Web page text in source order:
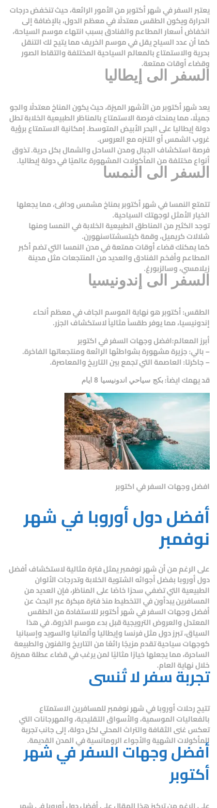
يعتبر السفر في شهر أكتوبر من الأمور الرائعة، حيث تنخفض درجات
الحرارة ويكون الطقس معتدلًا في معظم الدول، بالإضافة إلى
انخفاض أسعار المطاعم والفنادق بسبب انتهاء موسم السياحة،
كما أن عدد السياح يقل في موسم الخريف مما يتيح لك التنقل
بحرية والاستمتاع بالمعالم السياحية المختلفة والتقاط الصور
وقضاء أوقات ممتعة.
السفر الى إيطاليا
يعد شهر أكتوبر من الأشهر الميزة، حيث يكون المناخ معتدلًا والجو
جميلًا، مما يمنحك فرصة الاستمتاع بالمناظر الطبيعية الخلابة تطل
دولة إيطاليا على البحر الأبيض المتوسط. إمكانية الاستمتاع برؤية
غروب الشمس أو التنزه مع العروس.
فرصة استكشاف الجبال ومدن الساحل والشمال بكل حرية. تذوق
أنواع مختلفة من المأكولات المشهورة عالميًا في دولة إيطاليا.
السفر الى النمسا
تتمتع النمسا في شهر أكتوبر بمناخ مشمس ودافئ، مما يجعلها
الخيار الأمثل لوجهتك السياحية.
توجد الكثير من المناطق الطبيعية الخلابة في النمسا ومنها
شلالات كريميل، وقمة كيتسشتاسنهورن.
كما يمكنك قضاء أوقات ممتعة في مدن النمسا التي تضم أكبر
المطاعم وأفخم الفنادق والعديد من المنتجعات مثل مدينة
زيلامسي، وسالزبورغ.
السفر الى إندونيسيا
الطقس: أكتوبر هو نهاية الموسم الجاف في معظم أنحاء
إندونيسيا، مما يوفر طقساً مثالياً لاستكشاف الجزر.
أبرز المعالم:افضل وجهات السفر في اكتوبر
– بالي: جزيرة مشهورة بشواطئها الرائعة ومنتجعاتها الفاخرة.
– جاكرتا: العاصمة التي تجمع بين التاريخ والمعاصرة.
قد يهمك ايضاً: بكج سياحي اندونيسيا 8 ايام
افضل وجهات السفر في اكتوبر
أفضل دول أوروبا في شهر
نوفمبر
على الرغم من أن شهر نوفمبر يمثل فترة مثالية لاستكشاف أفضل
دول أوروبا بفضل أجوائه الشتوية الخلابة وتدرجات الألوان
الطبيعية التي تضفي سحرًا خاصًا على المناظر، فإن العديد من
المسافرين يبدأون في التخطيط منذ فترة مبكرة عبر البحث عن
أفضل وجهات السفر في شهر أكتوبرللاستفادة من الطقس
المعتدل والعروض الترويجية قبل بدء موسم الذروة. في هذا
السياق، تبرز دول مثل فرنسا وإيطاليا وألمانيا والسويد وإسبانيا
كوجهات سياحية تقدم مزيجًا رائعًا من التاريخ والفنون والطبيعة
الساحرة، مما يجعلها خيارًا مثاليًا لمن يرغب في قضاء عطلة مميزة
خلال نهاية العام.
تجربة سفر لا تُنسى
تتيح رحلات أوروبا في شهر نوفمبر للمسافرين الاستمتاع
بالفعاليات الموسمية، والأسواق التقليدية، والمهرجانات التي
تعكس غنى الثقافة والتراث المحلي لكل دولة، إلى جانب تجربة
المأكولات الشهية والأجواء الرومانسية في المدن القديمة.
أفضل وجهات السفر في شهر
أكتوبر